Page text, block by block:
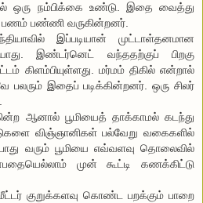
ஒரு நம்பிக்கை உண்டு. இதை வைத்து
பணம் பண்ணி வருகின்றனர்.
இப்படியான் முட்டாள்தனமான
இண்டர்னெட் வந்ததற்குப் பிறகு
கிளம்பியுள்ளது. மர்மம் திகில் என்றால்
பலரும் இதைப் படிக்கின்றனர். ஒரு சிலர்
ஆனால் பூமியைத் தாக்காமல் கடந்து
விஞ்ஞானிகள் பல்வேறு வகைகளில்
வரும் பூமியை எவ்வளவு தொலைவில்
முன் கூட்டி கணக்கிட்டு
குறுக்களவு கொண்ட பறக்கும் பாறை